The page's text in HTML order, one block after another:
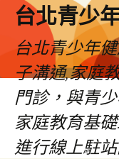
台北青少
台北青少年
子溝通,家庭
門診，與青
家庭教育基
進行線上駐